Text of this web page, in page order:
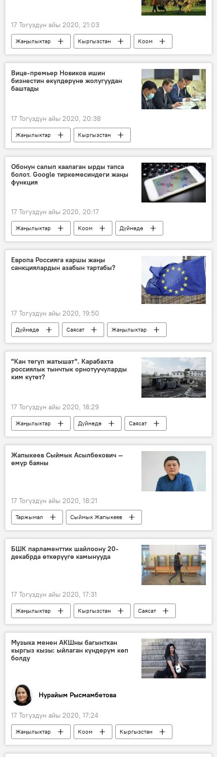
17 Тогуздун айы 2020, 21:03
Жаңылыктар Кыргызстан
Коом
аба ырайы
Вице-премьер Новиков ишин
бизнестин өкүлдөрүнө жолугуудан
баштады
17 Тогуздун айы 2020, 20:38
Жаңылыктар
Кыргызстан
Экономика
өкмөт
кен
бизнес
Артем Новиков
Обонун салып каалаган ырды тапса
болот. Google тиркемесиндеги жаңы
функция
17 Тогуздун айы 2020, 20:17
Жаңылыктар Коом
Дүйнөдө
Google
тиркеме
функция
ыр
издөө
Европа Россияга каршы жаңы
санкциялардын азабын тартабы?
17 Тогуздун айы 2020, 19:50
Дүйнөдө Саясат
Жаңылыктар
Европа
АКШ
санкциялар
Алексей Навальный
Россия
"Кан төгүп жатышат". Карабахта
россиялык тынчтык орнотуучуларды
ким күтөт?
17 Тогуздун айы 2020, 18:29
Жаңылыктар Дүйнөдө
Саясат
Азербайжан
Армения
Баку
Ереван
Тоолуу Карабах
Чыр-чатак
Жапыкеев Сыймык Асылбекович —
өмүр баяны
17 Тогуздун айы 2020, 18:21
Таржымал
Сыймык Жапыкеев
Кыргызстан
БШК парламенттик шайлоону 20-
декабрда өткөрүүгө камынууда
17 Тогуздун айы 2020, 17:31
Жаңылыктар Кыргызстан
Саясат
шайлоо
БШК
мыйзам
дайындоо
Музыка менен АКШны багынткан
кыргыз кызы: ыйлаган күндөрүм көп
болду
Нурайым Рысмамбетова
17 Тогуздун айы 2020, 17:24
Жаңылыктар Коом
Кыргызстан
Маданият
АКШ музыка